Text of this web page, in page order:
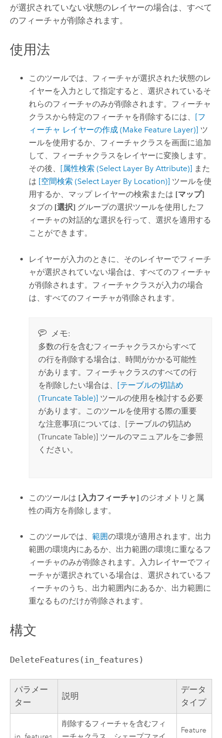
が選択されていない状態のレイヤーの場合は、すべて
のフィーチャが削除されます。
使用法
このツールでは、フィーチャが選択された状態のレ
イヤーを入力として指定すると、選択されているそ
れらのフィーチャのみが削除されます。フィーチャ
クラスから特定のフィーチャを削除するには、 [フ
ィーチャ レイヤーの作成 (Make Feature Layer)] ツ
ールを使用するか、フィーチャクラスを画面に追加
して、フィーチャクラスをレイヤーに変換します。
その後、 [属性検索 (Select Layer By Attribute)] また
は [空間検索 (Select Layer By Location)] ツールを使
用するか、マップ レイヤーの検索または [マップ]
タブの [選択] グループの選択ツールを使用したフ
ィーチャの対話的な選択を行って、選択を適用する
ことができます。
レイヤーが入力のときに、そのレイヤーでフィーチ
ャが選択されていない場合は、すべてのフィーチャ
が削除されます。フィーチャクラスが入力の場合
は、すべてのフィーチャが削除されます。
メモ:
多数の行を含むフィーチャクラスからすべて
の行を削除する場合は、時間がかかる可能性
があります。フィーチャクラスのすべての行
を削除したい場合は、 [テーブルの切詰め
(Truncate Table)] ツールの使用を検討する必要
があります。このツールを使用する際の重要
な注意事項については、 [テーブルの切詰め
(Truncate Table)] ツールのマニュアルをご参照
ください。
このツールは [入力フィーチャ] のジオメトリと属
性の両方を削除します。
このツールでは、範囲の環境が適用されます。出力
範囲の環境内にあるか、出力範囲の環境に重なるフ
ィーチャのみが削除されます。入力レイヤーでフィ
ーチャが選択されている場合は、選択されているフ
ィーチャのうち、出力範囲内にあるか、出力範囲に
重なるものだけが削除されます。
構文
DeleteFeatures(in_features)
パラメー
ター
説明
データ
タイプ
削除するフィーチャを含むフィ
Feature